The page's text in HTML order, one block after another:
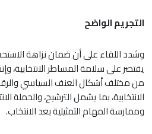
التجريم الواضح
وشدد اللقاء على أن ضمان نزاهة
يقتصر على سلامة المساطر الانتخابية،
من مختلف أشكال العنف السياسي
الانتخابية، بما يشمل الترشيح، والحملة
وممارسة المهام التمثيلية بعد الانتخاب.